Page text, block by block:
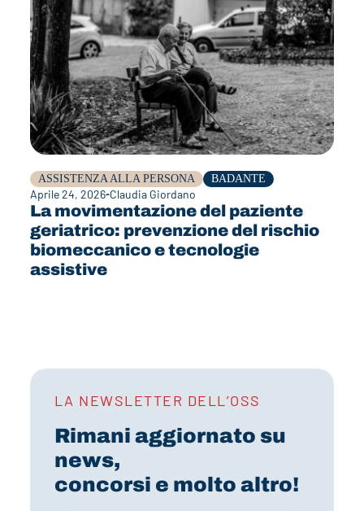
ASSISTENZA ALLA PERSONA BADANTE
Aprile 24, 2026 Claudia Giordano
La movimentazione del paziente
geriatrico: prevenzione del rischio
biomeccanico e tecnologie
assistive
LA NEWSLETTER DELL’OSS
Rimani aggiornato su
news,
concorsi e molto altro!